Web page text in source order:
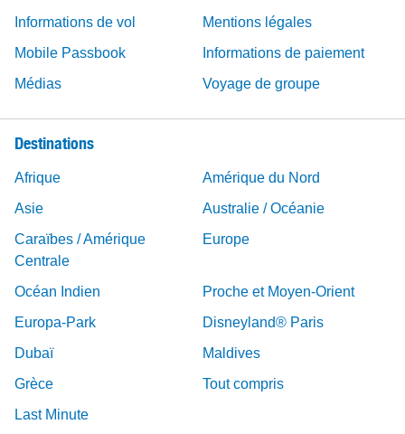
Informations de vol
Mentions légales
Mobile Passbook
Informations de paiement
Médias
Voyage de groupe
Destinations
Afrique
Amérique du Nord
Asie
Australie / Océanie
Caraïbes / Amérique
Centrale
Europe
Océan Indien
Proche et Moyen-Orient
Europa-Park
Disneyland® Paris
Dubaï
Maldives
Grèce
Tout compris
Last Minute